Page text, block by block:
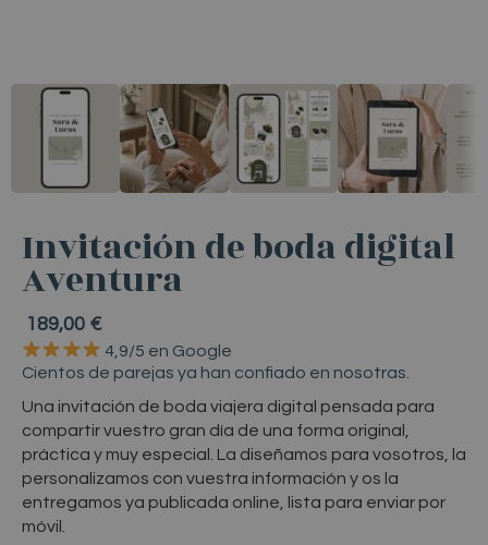
Invitación de boda digital
Aventura
189,00 €
4,9/5 en Google
Cientos de parejas ya han confiado en nosotras.
Invitación de boda viajera digital
Una invitación de boda viajera digital pensada para
compartir vuestro gran día de una forma original,
práctica y muy especial. La diseñamos para vosotros, la
personalizamos con vuestra información y os la
entregamos ya publicada online, lista para enviar por
móvil.